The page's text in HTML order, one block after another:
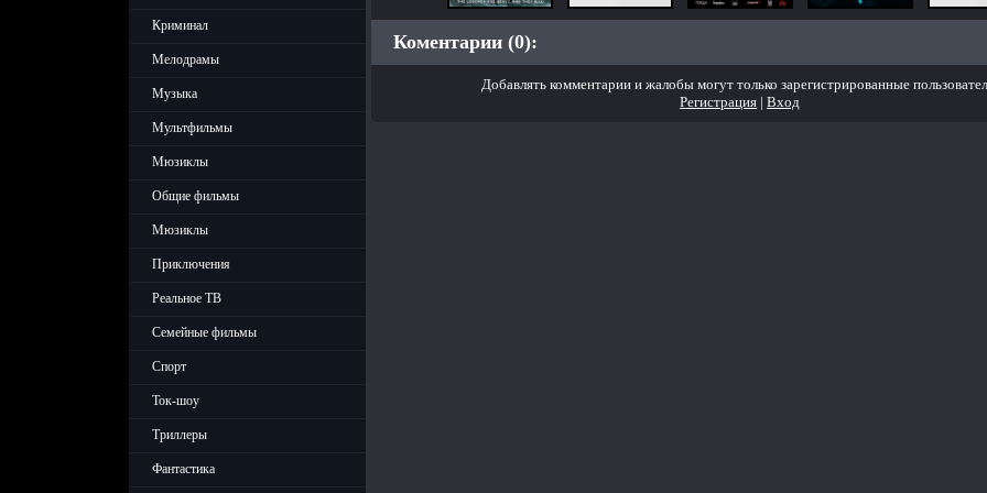
Криминал
Мелодрамы
Музыка
Мультфильмы
Мюзиклы
Общие фильмы
Мюзиклы
Приключения
Реальное ТВ
Семейные фильмы
Спорт
Ток-шоу
Триллеры
Фантастика
Коментарии (0):
Добавлять комментарии и жалобы могут только зарегистрированные
Регистрация |Вход